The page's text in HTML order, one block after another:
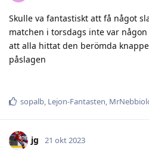
Skulle va fantastiskt att få något
matchen i torsdags inte var
att alla hittat den berömda
påslagen
sopalb, Lejon-Fantasten,
jg 21 okt 2023